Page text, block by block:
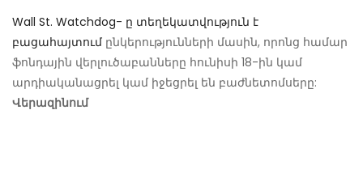
Wall St. Watchdog- ը տեղեկատվություն է
բացահայտում ընկերությունների մասին, որոնց համար
ֆոնդային վերլուծաբանները հունիսի 18-ին կամ
արդիականացրել կամ իջեցրել են բաժնետոմսերը:
Վերազինում